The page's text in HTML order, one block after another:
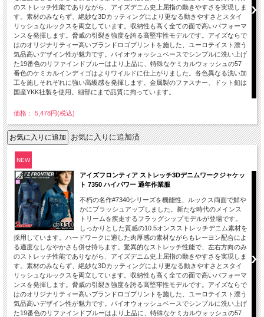
のストレッチ性能でありながら、アイズデニム史上屈指の動きやすさを実現しま
す。素材のみならず、絶妙な3Dカッティングにより更なる動きやすさとスタイ
リッシュなルックスを両立しています。収納性も高く全ての面で高いパフォーマ
ンスを発揮します。脅威の引裂き強度を誇る高堅牢性モデルです。アイズならで
はのオリジナリティー高いブランドロゴプリントを施した、ユーロテイスト漂う
気品高いデザイン性が魅力です。バイオウォッシュベースでシンプルに洗い上げ
た19番色のリファインドブルーはより上品に、特殊なケミカルウォッシュの57
番色のケミカルインディゴはよりワイルドに仕上がりました。各色異なる洗い加
工を施しそれぞれに強い高級感を発揮します。金属製のファスナー、ドット釦は
国産YKK社製を使用。細部にまで品質に拘っています。
価格： 5,478円(税込)
お気に入りに追加済
NEW
アイズフロンティア ストレッチ3Dデニムワークジャケッ
ト 7350 ハイパワー 通年作業服
不朽の名作#7340シリーズを機能性、ルックス両面で鮮や
かにブラッシュアップしました。新たな時代のメインス
トリームを疾走するフラッグシップモデルが登場です。
しっかりとした質感の10.5オンスストレッチデニム素材を
採用しています。ハードワークに適した肉厚感の素材ながらもレーヨン配合によ
る適度なしなやかさも併せ持ちます。驚異的なストレッチ性能で、左右方向のみ
のストレッチ性能でありながら、アイズデニム史上屈指の動きやすさを実現しま
す。素材のみならず、絶妙な3Dカッティングにより更なる動きやすさとスタイ
リッシュなルックスを両立しています。収納性も高く全ての面で高いパフォーマ
ンスを発揮します。脅威の引裂き強度を誇る高堅牢性モデルです。アイズならで
はのオリジナリティー高いブランドロゴプリントを施した、ユーロテイスト漂う
気品高いデザイン性が魅力です。バイオウォッシュベースでシンプルに洗い上げ
た19番色のリファインドブルーはより上品に、特殊なケミカルウォッシュの57